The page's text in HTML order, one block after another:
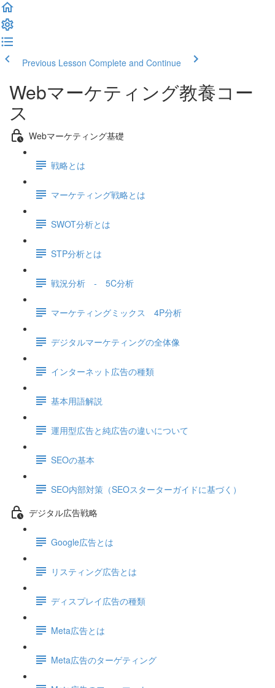
Previous Lesson Complete and Continue
Webマーケティング教養コー
ス
Webマーケティング基礎
戦略とは
マーケティング戦略とは
SWOT分析とは
STP分析とは
戦況分析 - 5C分析
マーケティングミックス 4P分析
デジタルマーケティングの全体像
インターネット広告の種類
基本用語解説
運用型広告と純広告の違いについて
SEOの基本
SEO内部対策（SEOスターターガイドに基づく）
デジタル広告戦略
Google広告とは
リスティング広告とは
ディスプレイ広告の種類
Meta広告とは
Meta広告のターゲティング